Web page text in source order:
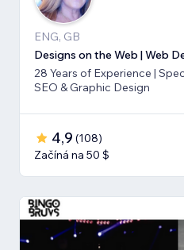
ENG, GB
Designs on the Web | Web
28 Years of Experience |
SEO & Graphic Design
4,9 (108)
Začíná na 50 $